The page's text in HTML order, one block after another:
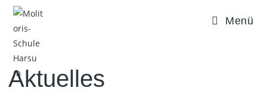
Menü
Aktuelles